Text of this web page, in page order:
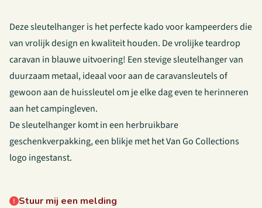
Deze sleutelhanger is het perfecte kado voor kampeerders die
van vrolijk design en kwaliteit houden. De vrolijke teardrop
caravan in blauwe uitvoering! Een stevige sleutelhanger van
duurzaam metaal, ideaal voor aan de caravansleutels of
gewoon aan de huissleutel om je elke dag even te herinneren
aan het campingleven.
De sleutelhanger komt in een herbruikbare
geschenkverpakking, een blikje met het Van Go Collections
logo ingestanst.
Stuur mij een melding